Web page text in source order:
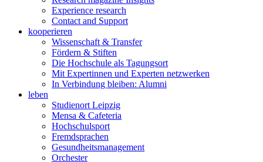
Experience research
Contact and Support
kooperieren
Wissenschaft & Transfer
Fördern & Stiften
Die Hochschule als Tagungsort
Mit Expertinnen und Experten netzwerken
In Verbindung bleiben: Alumni
leben
Studienort Leipzig
Mensa & Cafeteria
Hochschulsport
Fremdsprachen
Gesundheitsmanagement
Orchester